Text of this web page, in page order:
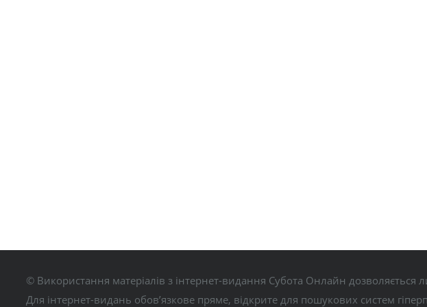
© Використання матеріалів з інтернет-видання Субота Онлайн
Для інтернет-видань обов’язкове пряме, відкрите для пошукових систем